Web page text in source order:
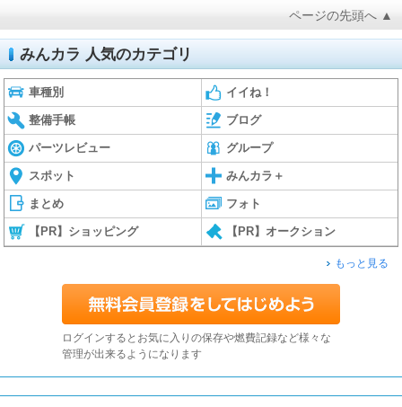
ページの先頭へ ▲
みんカラ 人気のカテゴリ
車種別 イイね！
整備手帳 ブログ
パーツレビュー グループ
スポット みんカラ＋
まとめ フォト
【PR】ショッピング 【PR】オークション
もっと見る
ログインするとお気に入りの保存や燃費記録など様々な
管理が出来るようになります